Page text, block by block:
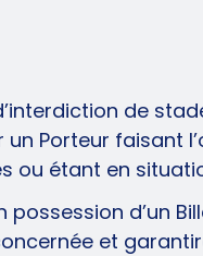
de
Porteur faisant
ou étant en
d’un
et